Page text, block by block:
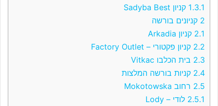
1.3.1 קניון Sadyba Best
2 קניונים בורשה
2.1 קניון Arkadia
2.2 קניון פקטורי – Factory Outlet
2.3 בית הכלבו Vitkac
2.4 קניות בורשה המלצות
2.5 רחוב Mokotowska
2.5.1 לודי – Lody